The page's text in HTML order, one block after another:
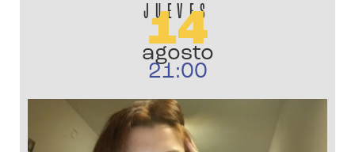
JUEVES
14
agosto
21:00